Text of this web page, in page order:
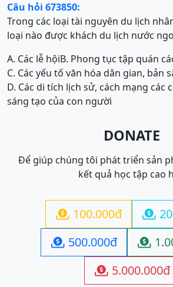
Câu hỏi 673850:
Trong các loại tài nguyên du lịch
loại nào được khách du lịch nước
A. Các lễ hộiB. Phong tục tập quán
C. Các yếu tố văn hóa dân gian, bản
D. Các di tích lịch sử, cách mạng các
sáng tạo của con người
DONATE
Để giúp chúng tôi phát triển sản
kết quả học tập cao
 100.000đ 
 500.000đ 
 5.000.000đ